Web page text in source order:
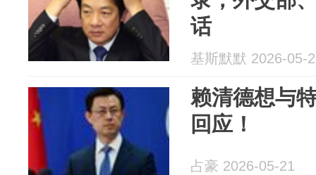
话
基斯默默 2026-05-
赖清德想与
回应！
占豪 2026-05-21